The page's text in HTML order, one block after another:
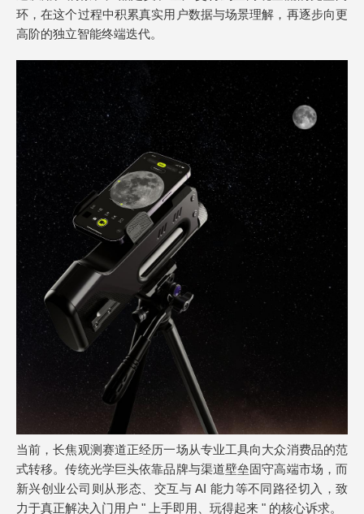
环，在这个过程中积累真实用户数据与场景理解，再逐步向更
高阶的独立智能终端迭代。
当前，长焦观测赛道正经历一场从专业工具向大众消费品的范
式转移。传统光学巨头依靠品牌与渠道壁垒固守高端市场，而
新兴创业公司则从形态、交互与 AI 能力等不同路径切入，致
力于真正解决入门用户 " 上手即用、玩得起来 " 的核心诉求。